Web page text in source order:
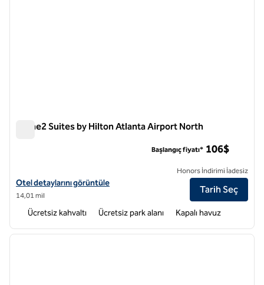
Home2 Suites by Hilton Atlanta Airport North
Home2 Suites by Hilton Atlanta Airport North için otel detaylarını
Otel detaylarını görüntüle
14,01 mil
Başlangıç fiyatı* 106$
Honors İndirimi İadesiz
Tarih Seç
Ücretsiz kahvaltı Ücretsiz park alanı Kapalı havuz
1 / 12